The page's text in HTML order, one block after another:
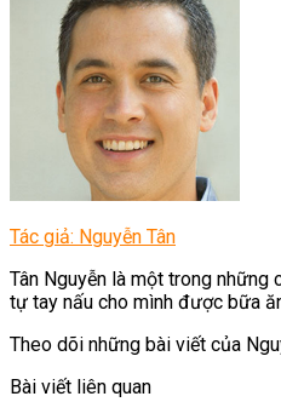
Tác giả: Nguyễn Tân
Tân Nguyễn là một trong những
tự tay nấu cho mình được bữa
Theo dõi những bài viết của
Bài viết liên quan